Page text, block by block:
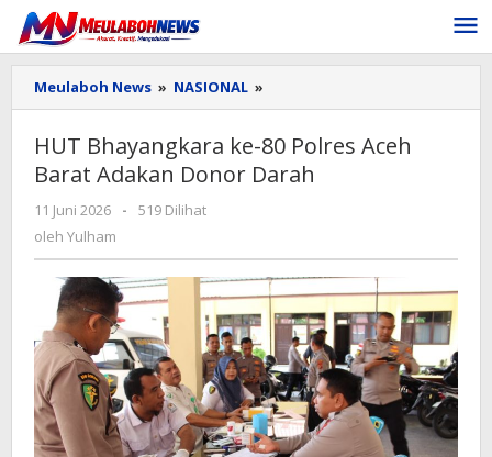
Lewati
konten
Meulaboh News » NASIONAL »
Bhayangkara
80
Polres
Darah
HUT Bhayangkara ke-80 Polres Aceh
Barat Adakan Donor Darah
11 Juni 2026
oleh
-
519 Dilihat
oleh Yulham